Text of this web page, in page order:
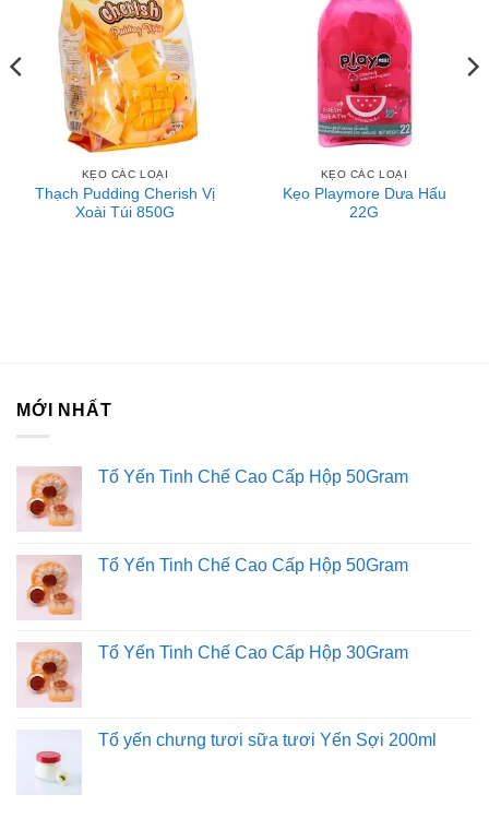
KẸO CÁC LOẠI
Thạch Pudding Cherish Vị
Xoài Túi 850G
KẸO CÁC LOẠI
Kẹo Playmore Dưa Hấu
22G
MỚI NHẤT
Tổ Yến Tinh Chế Cao Cấp Hộp 50Gram
Tổ Yến Tinh Chế Cao Cấp Hộp 50Gram
Tổ Yến Tinh Chế Cao Cấp Hộp 30Gram
Tổ yến chưng tươi sữa tươi Yến Sợi 200ml